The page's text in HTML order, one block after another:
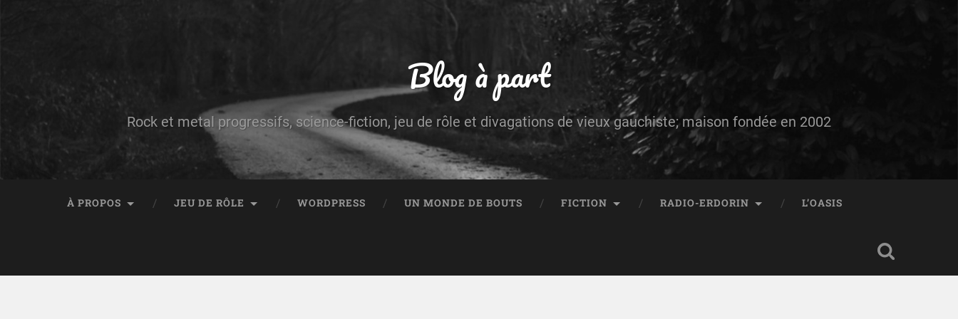
Blog à part
Rock et metal progressifs, science-fiction, jeu de rôle et divagations de vieux gauchiste; maison fondée en 2002
À PROPOS JEU DE RÔLE WORDPRESS UN MONDE DE BOUTS FICTION RADIO-ERDORIN L’OASIS